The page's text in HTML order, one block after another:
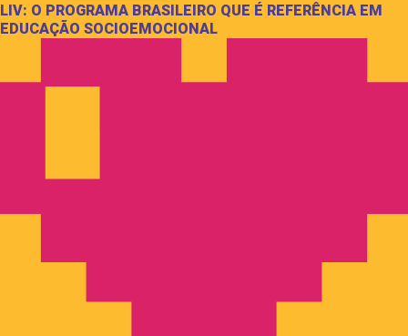
LIV: O PROGRAMA BRASILEIRO QUE É REFERÊNCIA EM
EDUCAÇÃO SOCIOEMOCIONAL